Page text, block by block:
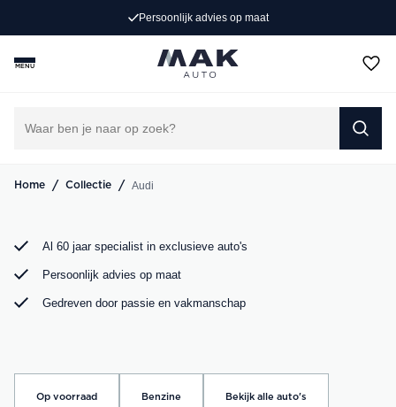
Persoonlijk advies op maat
MENU
Home / Collectie / Audi
Op zoek naar een exclusieve Audi occasion? Bij MAK
Auto vind je een zorgvuldig geselecteerd aanbod, van de
sportieve Audi A3 tot de krachtige Audi RS6. Bekijk ons
Al 60 jaar specialist in exclusieve auto's
Persoonlijk advies op maat
Gedreven door passie en vakmanschap
Op voorraad Benzine Bekijk alle auto's